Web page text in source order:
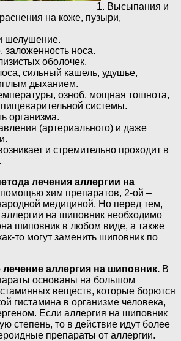
Высыпания и
на коже, пузыри,
шелушение.
заложенность носа.
оболочек.
сильный кашель, удушье,
дыханием.
озноб, мощная тошнота,
пищеварительной системы.
организма.
(артериального) и даже
и стремительно проходит в
лечения аллергии на
хим препаратов, 2-ой –
медициной. Но перед тем,
аллергии на шиповник необходимо
шиповник в любом виде, а также
то могут заменить шиповник по
аллергия на шиповник. В
основаны на большом
веществ, которые борются
гистамина в организме человека,
Если аллергия на шиповник
степень, то в действие идут более
препараты от аллергии.